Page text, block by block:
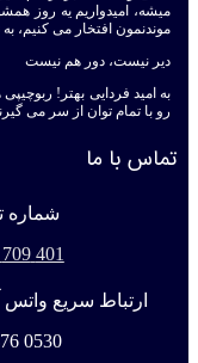
میشه، امیدواریم یه روز
موندنمون افتخار می کنیم،
دیر نیست، دور هم نیست
رو با تمام توان از سر می
تماس با ما
شماره
401 709 66 021
ارتباط سریع واتس
0530 876 0938